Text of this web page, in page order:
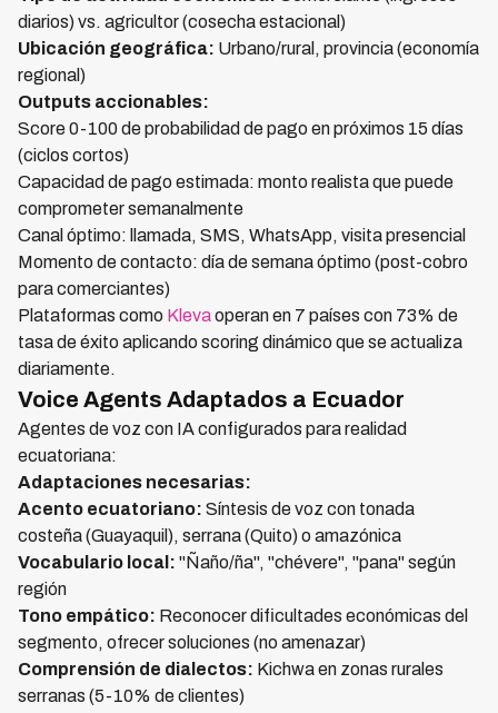
diarios) vs. agricultor (cosecha estacional)
Ubicación geográfica: Urbano/rural, provincia (economía
regional)
Outputs accionables:
Score 0-100 de probabilidad de pago en próximos 15 días
(ciclos cortos)
Capacidad de pago estimada: monto realista que puede
comprometer semanalmente
Canal óptimo: llamada, SMS, WhatsApp, visita presencial
Momento de contacto: día de semana óptimo (post-cobro
para comerciantes)
Plataformas como Klevaoperan en 7 países con 73% de
tasa de éxito aplicando scoring dinámico que se actualiza
diariamente.
Voice Agents Adaptados a Ecuador
Agentes de voz con IA configurados para realidad
ecuatoriana:
Adaptaciones necesarias:
Acento ecuatoriano: Síntesis de voz con tonada
costeña (Guayaquil), serrana (Quito) o amazónica
Vocabulario local: "Ñaño/ña", "chévere", "pana" según
región
Tono empático: Reconocer dificultades económicas del
segmento, ofrecer soluciones (no amenazar)
Comprensión de dialectos: Kichwa en zonas rurales
serranas (5-10% de clientes)